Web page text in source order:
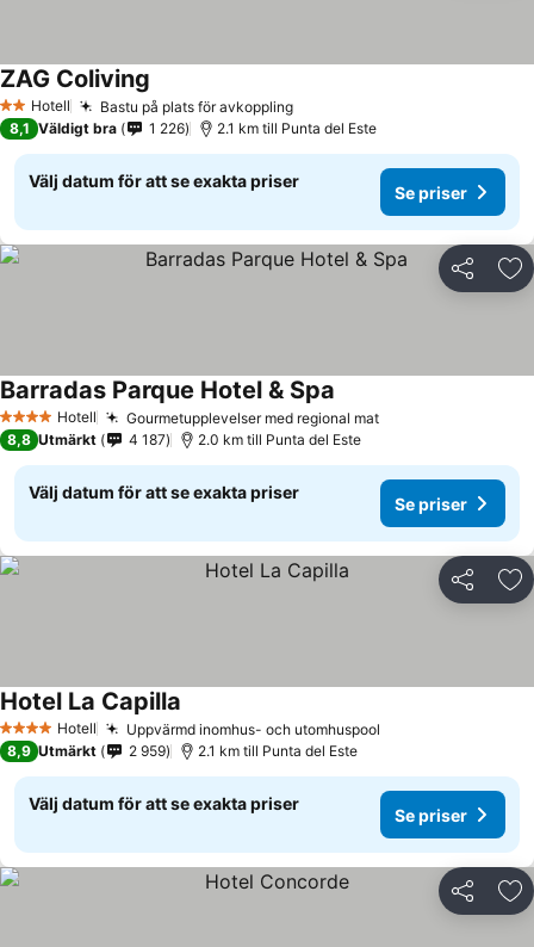
2 Stjärnor
Hotell Bastu på plats för avkoppling
ZAG Coliving
8,1 Väldigt bra 1 226 2.1 km till Punta del Este
Välj datum för att se exakta priser
Se priser
Dela
4 StjärnorHotell Gourmetupplevelser med regional mat
Barradas Parque Hotel & Spa
8,8 Utmärkt 4 187 2.0 km till Punta del Este
Välj datum för att se exakta priser
Se priser
Dela
4 StjärnorHotell Uppvärmd inomhus- och utomhuspool
Hotel La Capilla
8,9 Utmärkt 2 959 2.1 km till Punta del Este
Välj datum för att se exakta priser
Se priser
Dela